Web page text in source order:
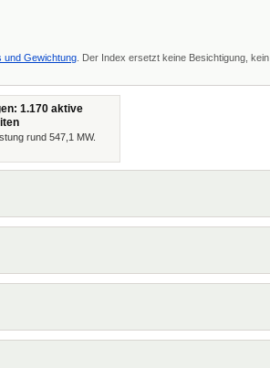
und Gewichtung . Der Index ersetzt keine Besichtigung, kein
1.170 aktive
rund 547,1 MW.